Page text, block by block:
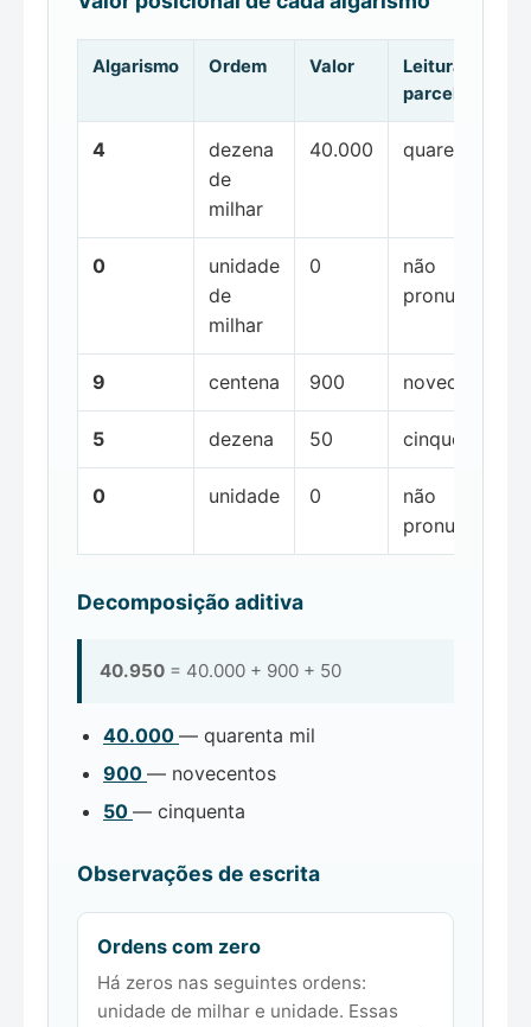
Algarismo Ordem Valor
Leitura da
parcela
4
dezena
de
milhar
40.000 quarenta mil
0
unidade
de
milhar
0
não
pronunciada
9 centena 900 novecentos
5 dezena 50 cinquenta
0 unidade 0
não
pronunciada
Decomposição aditiva
40.950 = 40.000 + 900 + 50
40.000 — quarenta mil
900 — novecentos
50 — cinquenta
Observações de escrita
Ordens com zero
Há zeros nas seguintes ordens:
unidade de milhar e unidade. Essas